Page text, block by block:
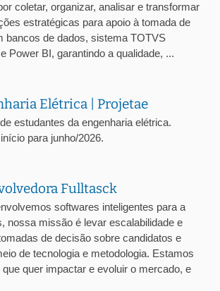
coletar, organizar, analisar e transformar
estratégicas para apoio à tomada de
bancos de dados, sistema TOTVS
Power BI, garantindo a qualidade, ...
Elétrica | Projetae
estudantes da engenharia elétrica.
para junho/2026.
Fulltasck
softwares inteligentes para a
nossa missão é levar escalabilidade e
de decisão sobre candidatos e
de tecnologia e metodologia. Estamos
quer impactar e evoluir o mercado, e